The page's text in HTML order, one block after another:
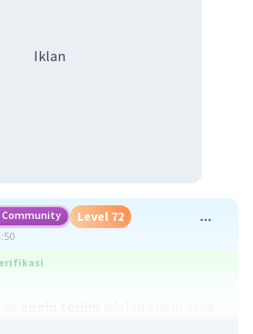
Iklan
Community Level 72